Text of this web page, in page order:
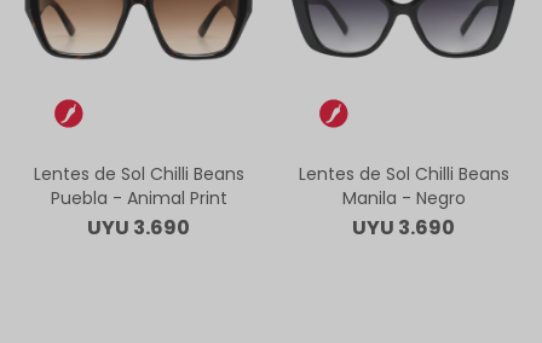
Lentes de Sol Chilli Beans
Puebla - Animal Print
UYU 3.690
Lentes de Sol Chilli Beans
Manila - Negro
UYU 3.690